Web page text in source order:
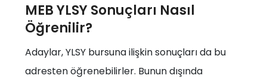
MEB YLSY Sonuçları Nasıl
Öğrenilir?
Adaylar, YLSY bursuna ilişkin sonuçları da bu
adresten öğrenebilirler. Bunun dışında